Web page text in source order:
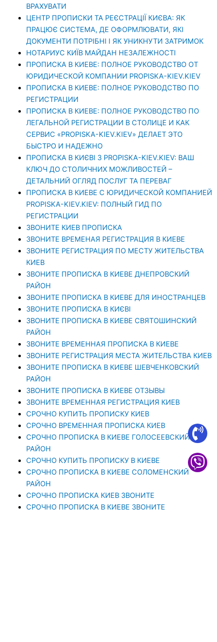
ВРАХУВАТИ
ЦЕНТР ПРОПИСКИ ТА РЕЄСТРАЦІЇ КИЄВА: ЯК
ПРАЦЮЄ СИСТЕМА, ДЕ ОФОРМЛЮВАТИ, ЯКІ
ДОКУМЕНТИ ПОТРІБНІ І ЯК УНИКНУТИ ЗАТРИМОК
НОТАРИУС КИЇВ МАЙДАН НЕЗАЛЕЖНОСТІ
ПРОПИСКА В КИЕВЕ: ПОЛНОЕ РУКОВОДСТВО ОТ
ЮРИДИЧЕСКОЙ КОМПАНИИ PROPISKA-KIEV.KIEV
ПРОПИСКА В КИЕВЕ: ПОЛНОЕ РУКОВОДСТВО ПО
РЕГИСТРАЦИИ
ПРОПИСКА В КИЕВЕ: ПОЛНОЕ РУКОВОДСТВО ПО
ЛЕГАЛЬНОЙ РЕГИСТРАЦИИ В СТОЛИЦЕ И КАК
СЕРВИС «PROPISKA-KIEV.KIEV» ДЕЛАЕТ ЭТО
БЫСТРО И НАДЕЖНО
ПРОПИСКА В КИЄВІ З PROPISKA-KIEV.KIEV: ВАШ
КЛЮЧ ДО СТОЛИЧНИХ МОЖЛИВОСТЕЙ –
ДЕТАЛЬНИЙ ОГЛЯД ПОСЛУГ ТА ПЕРЕВАГ
ПРОПИСКА В КИЕВЕ С ЮРИДИЧЕСКОЙ КОМПАНИЕЙ
PROPISKA-KIEV.KIEV: ПОЛНЫЙ ГИД ПО
РЕГИСТРАЦИИ
ЗВОНИТЕ КИЕВ ПРОПИСКА
ЗВОНИТЕ ВРЕМЕНАЯ РЕГИСТРАЦИЯ В КИЕВЕ
ЗВОНИТЕ РЕГИСТРАЦИЯ ПО МЕСТУ ЖИТЕЛЬСТВА
КИЕВ
ЗВОНИТЕ ПРОПИСКА В КИЕВЕ ДНЕПРОВСКИЙ
РАЙОН
ЗВОНИТЕ ПРОПИСКА В КИЕВЕ ДЛЯ ИНОСТРАНЦЕВ
ЗВОНИТЕ ПРОПИСКА В КИЄВІ
ЗВОНИТЕ ПРОПИСКА В КИЕВЕ СВЯТОШИНСКИЙ
РАЙОН
ЗВОНИТЕ ВРЕМЕННАЯ ПРОПИСКА В КИЕВЕ
ЗВОНИТЕ РЕГИСТРАЦИЯ МЕСТА ЖИТЕЛЬСТВА КИЕВ
ЗВОНИТЕ ПРОПИСКА В КИЕВЕ ШЕВЧЕНКОВСКИЙ
РАЙОН
ЗВОНИТЕ ПРОПИСКА В КИЕВЕ ОТЗЫВЫ
ЗВОНИТЕ ВРЕМЕННАЯ РЕГИСТРАЦИЯ КИЕВ
СРОЧНО КУПИТЬ ПРОПИСКУ КИЕВ
СРОЧНО ВРЕМЕННАЯ ПРОПИСКА КИЕВ
СРОЧНО ПРОПИСКА В КИЕВЕ ГОЛОСЕЕВСКИЙ
РАЙОН
СРОЧНО КУПИТЬ ПРОПИСКУ В КИЕВЕ
CРОЧНО ПРОПИСКА В КИЕВЕ СОЛОМЕНСКИЙ
РАЙОН
СРОЧНО ПРОПИСКА КИЕВ ЗВОНИТЕ
СРОЧНО ПРОПИСКА В КИЕВЕ ЗВОНИТЕ